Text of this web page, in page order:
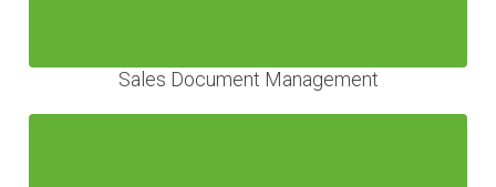
Sales Document Management